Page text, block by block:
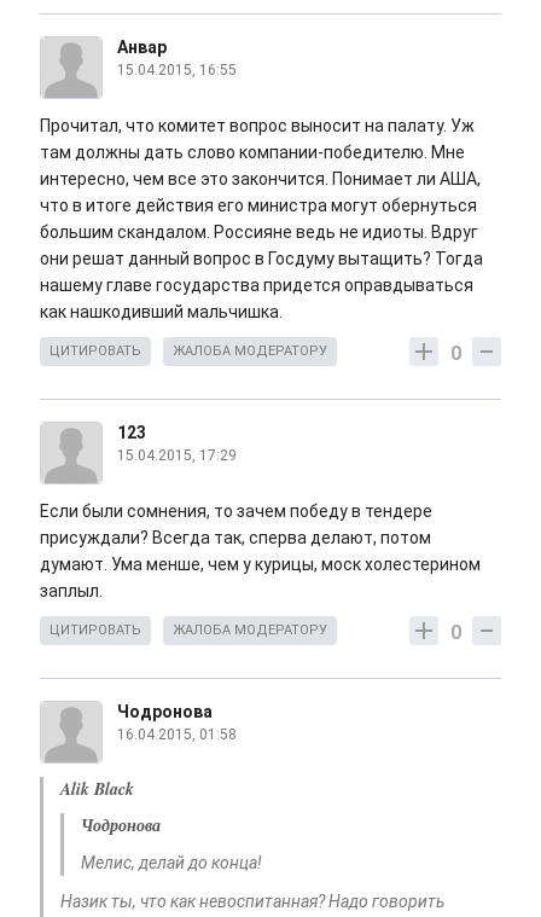
Анвар
15.04.2015, 16:55
Прочитал, что комитет вопрос выносит на палату. Уж
там должны дать слово компании-победителю. Мне
интересно, чем все это закончится. Понимает ли АША,
что в итоге действия его министра могут обернуться
большим скандалом. Россияне ведь не идиоты. Вдруг
они решат данный вопрос в Госдуму вытащить? Тогда
нашему главе государства придется оправдываться
как нашкодивший мальчишка.
0
ЦИТИРОВАТЬ ЖАЛОБА МОДЕРАТОРУ
123
15.04.2015, 17:29
Если были сомнения, то зачем победу в тендере
присуждали? Всегда так, сперва делают, потом
думают. Ума менше, чем у курицы, моск холестерином
заплыл.
0
ЦИТИРОВАТЬ ЖАЛОБА МОДЕРАТОРУ
Чодронова
16.04.2015, 01:58
Alik Black
Чодронова
Мелис, делай до конца!
Назик ты, что как невоспитанная? Надо говорить